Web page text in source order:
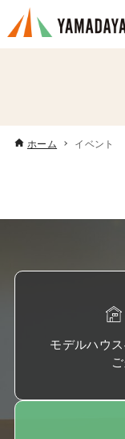
ホーム イベント
モデルハウ